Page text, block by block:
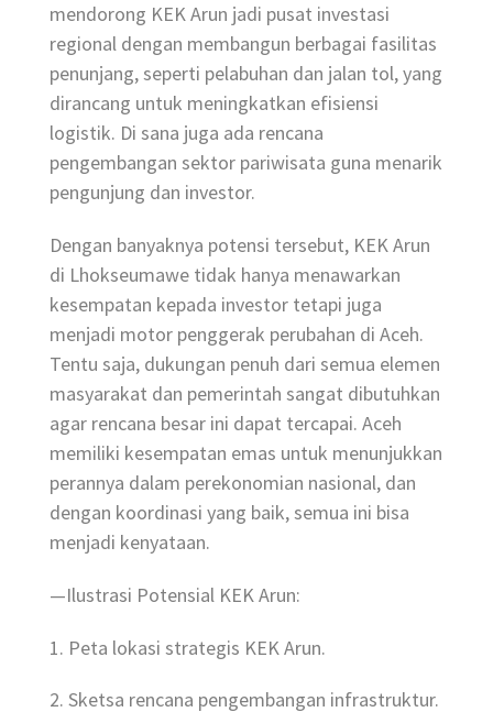
mendorong KEK Arun jadi pusat investasi
regional dengan membangun berbagai fasilitas
penunjang, seperti pelabuhan dan jalan tol, yang
dirancang untuk meningkatkan efisiensi
logistik. Di sana juga ada rencana
pengembangan sektor pariwisata guna menarik
pengunjung dan investor.
Dengan banyaknya potensi tersebut, KEK Arun
di Lhokseumawe tidak hanya menawarkan
kesempatan kepada investor tetapi juga
menjadi motor penggerak perubahan di Aceh.
Tentu saja, dukungan penuh dari semua elemen
masyarakat dan pemerintah sangat dibutuhkan
agar rencana besar ini dapat tercapai. Aceh
memiliki kesempatan emas untuk menunjukkan
perannya dalam perekonomian nasional, dan
dengan koordinasi yang baik, semua ini bisa
menjadi kenyataan.
—Ilustrasi Potensial KEK Arun:
1. Peta lokasi strategis KEK Arun.
2. Sketsa rencana pengembangan infrastruktur.